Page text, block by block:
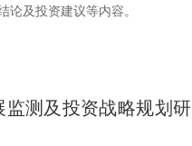
及投资建议等内容。
测及投资战略规划研